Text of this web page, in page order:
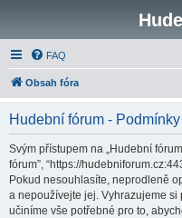
FAQ
Obsah fóra
Hudební fórum -
Svým přístupem na „Hudební
fórum”, “https://
Pokud nesouhlasíte, neprodleně
a nepoužívejte jej. Vyhrazujeme
učiníme vše potřebné pro to,